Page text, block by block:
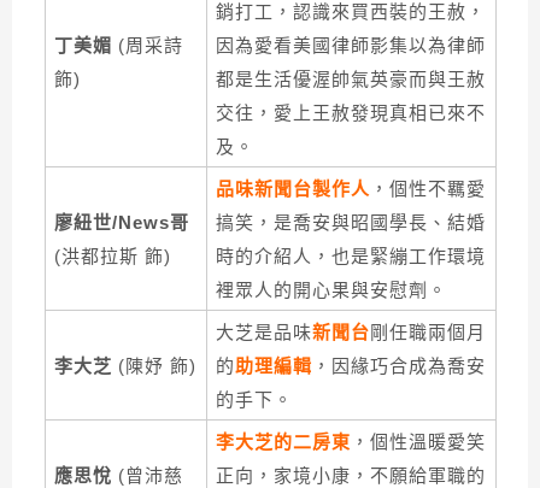
丁美媚 (周采詩
飾)
銷打工，認識來買西裝的王赦，
因為愛看美國律師影集以為律師
都是生活優渥帥氣英豪而與王赦
交往，愛上王赦發現真相已來不
及。
廖紐世/News哥
(洪都拉斯 飾)
品味新聞台製作人 ，個性不羈愛
搞笑，是喬安與昭國學長、結婚
時的介紹人，也是緊繃工作環境
裡眾人的開心果與安慰劑。
李大芝 (陳妤 飾)
大芝是品味新聞台剛任職兩個月
的助理編輯 ，因緣巧合成為喬安
的手下。
應思悅 (曾沛慈
李大芝的二房東 ，個性溫暖愛笑
正向，家境小康，不願給軍職的